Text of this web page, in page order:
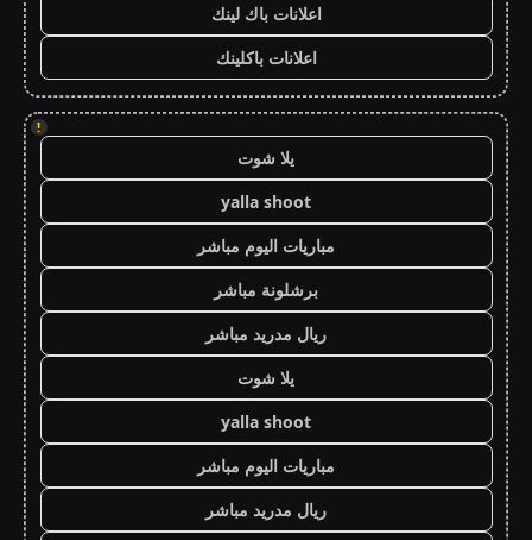
اعلانات باك لينك
اعلانات باكلينك
!
يلا شوت
yalla shoot
مباريات اليوم مباشر
برشلونة مباشر
ريال مدريد مباشر
يلا شوت
yalla shoot
مباريات اليوم مباشر
ريال مدريد مباشر